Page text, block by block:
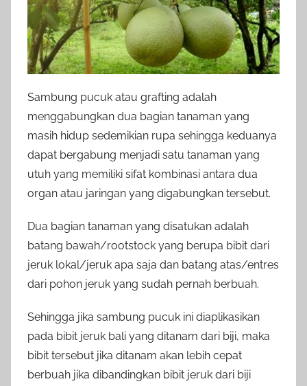
Sambung pucuk atau grafting adalah
menggabungkan dua bagian tanaman yang
masih hidup sedemikian rupa sehingga keduanya
dapat bergabung menjadi satu tanaman yang
utuh yang memiliki sifat kombinasi antara dua
organ atau jaringan yang digabungkan tersebut.
Dua bagian tanaman yang disatukan adalah
batang bawah/rootstock yang berupa bibit dari
jeruk lokal/jeruk apa saja dan batang atas/entres
dari pohon jeruk yang sudah pernah berbuah.
Sehingga jika sambung pucuk ini diaplikasikan
pada bibit jeruk bali yang ditanam dari biji, maka
bibit tersebut jika ditanam akan lebih cepat
berbuah jika dibandingkan bibit jeruk dari biji